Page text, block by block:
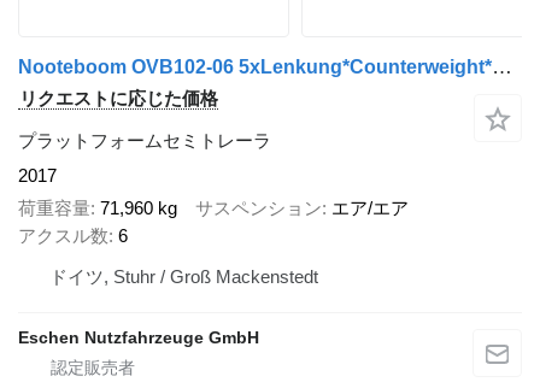
Nooteboom OVB102-06 5xLenkung*Counterweight*Ballast*HU2027
リクエストに応じた価格
プラットフォームセミトレーラ
2017
荷重容量 71,960 kg サスペンション エア/エア
アクスル数 6
ドイツ, Stuhr / Groß Mackenstedt
Eschen Nutzfahrzeuge GmbH